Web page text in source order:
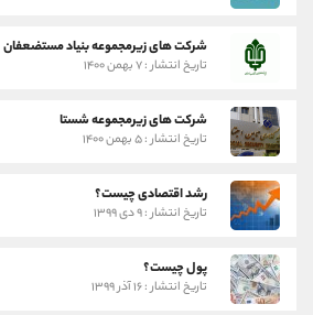
شرکت های زیرمجموعه بنیاد مستضعفان
تاریخ انتشار : ۷ بهمن ۱۴۰۰
شرکت های زیرمجموعه شستا
تاریخ انتشار : ۵ بهمن ۱۴۰۰
رشد اقتصادی چیست؟
تاریخ انتشار : ۹ دی ۱۳۹۹
پول چیست؟
تاریخ انتشار : ۱۶ آذر ۱۳۹۹